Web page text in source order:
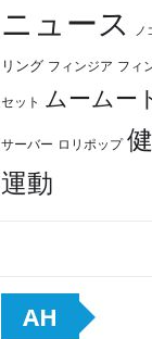
ニュース ノ
リング フィンジア フィ
セット ムームー
サーバー ロリポップ
運動
AH